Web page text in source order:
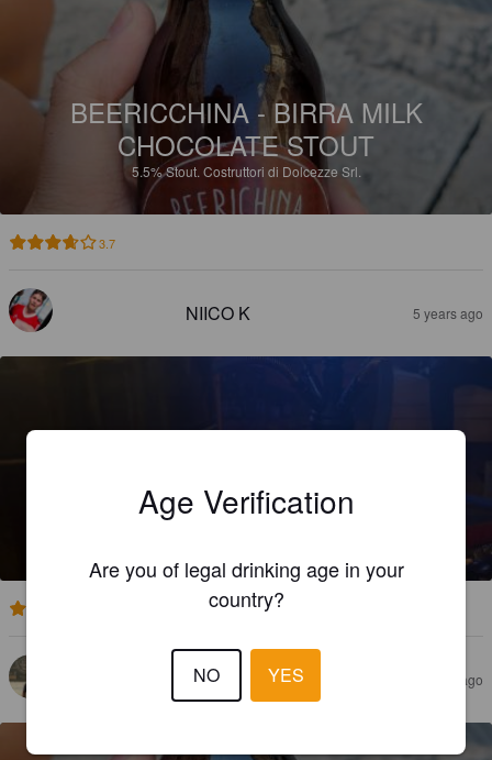
BEERICCHINA - BIRRA MILK
CHOCOLATE STOUT
5.5%Stout. Costruttori di Dolcezze Srl.
3.7
NIICO K 5 years ago
LAMBRUSCO
BINCHOLOGUE 5 years ago
Age Verification
Are you of legal drinking age in your
country?
NO YES